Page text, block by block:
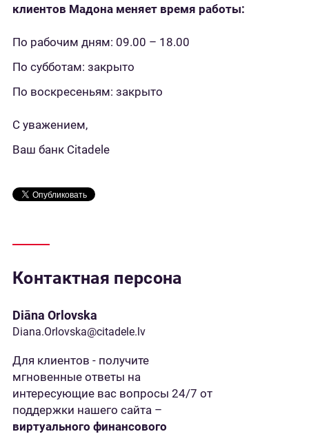
клиентов Мадона меняет время работы:
По рабочим дням: 09.00 – 18.00
По субботам: закрыто
По воскресеньям: закрыто
С уважением,
Ваш банк Citadele
Контактная персона
Diāna Orlovska
Diana.Orlovska@citadele.lv
Для клиентов - получите
мгновенные ответы на
интересующие вас вопросы 24/7 от
поддержки нашего сайта –
виртуального финансового